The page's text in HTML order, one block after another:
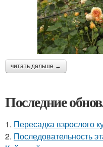
читать дальше →
Последние
1. Пересадка взрослого
2. Последовательность